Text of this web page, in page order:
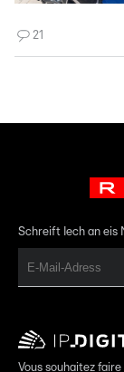
21
Schreift Iech an eis
Vous souhaitez